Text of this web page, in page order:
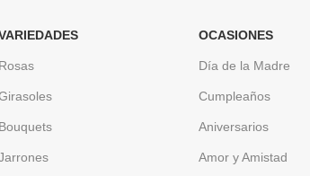
Rosas
Bouquets
OCASIONES
Día de la Madre
Cumpleaños
Aniversarios
Amor y Amistad